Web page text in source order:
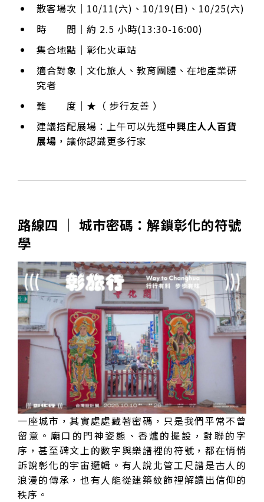
散客場次｜10/11(六)、10/19(日)、10/25(六)
時 間｜約 2.5 小時(13:30-16:00)
集合地點｜彰化火車站
適合對象｜文化旅人、教育團體、在地產業研
究者
難 度｜★（ 步行友善 ）
建議搭配展場：上午可以先逛中興庄人人百貨
展場 ，讓你認識更多行家
路線四 │ 城市密碼：解鎖彰化的符號
學
一座城市，其實處處藏著密碼，只是我們平常不曾
留意。廟口的門神姿態、香爐的擺設，對聯的字
序，甚至碑文上的數字與樂譜裡的符號，都在悄悄
訴說彰化的宇宙邏輯。有人說北管工尺譜是古人的
浪漫的傳承，也有人能從建築紋飾裡解讀出信仰的
秩序。